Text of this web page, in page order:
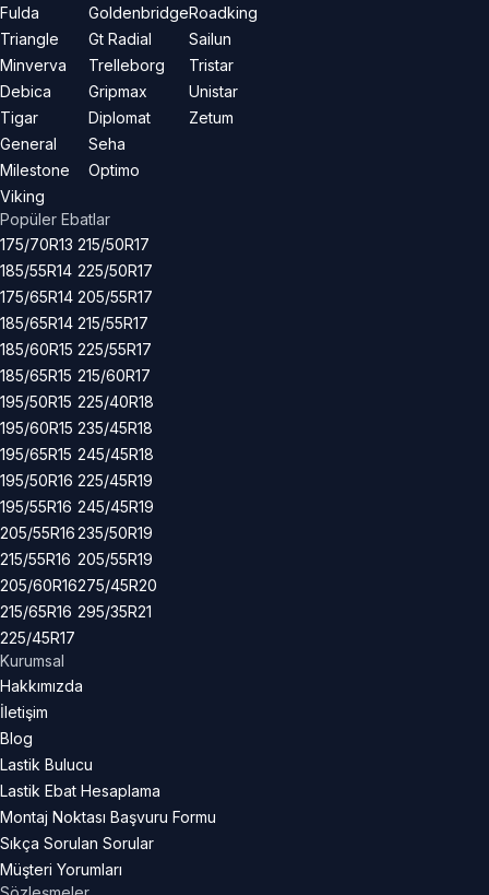
Fulda
Triangle
Minverva
Debica
Tigar
General
Milestone
Viking
Goldenbridge
Gt Radial
Trelleborg
Gripmax
Diplomat
Seha
Optimo
Roadking
Sailun
Tristar
Unistar
Zetum
Popüler Ebatlar
175/70R13
185/55R14
175/65R14
185/65R14
185/60R15
185/65R15
195/50R15
195/60R15
195/65R15
195/50R16
195/55R16
205/55R16
215/55R16
205/60R16
215/65R16
225/45R17
215/50R17
225/50R17
205/55R17
215/55R17
225/55R17
215/60R17
225/40R18
235/45R18
245/45R18
225/45R19
245/45R19
235/50R19
205/55R19
275/45R20
295/35R21
Kurumsal
Hakkımızda
İletişim
Blog
Lastik Bulucu
Lastik Ebat Hesaplama
Montaj Noktası Başvuru Formu
Sıkça Sorulan Sorular
Müşteri Yorumları